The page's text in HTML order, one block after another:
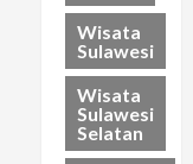
Wisata
Sulawesi
Wisata
Sulawesi
Selatan